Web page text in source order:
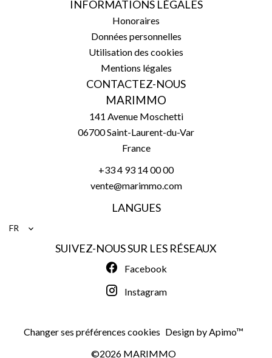
INFORMATIONS LÉGALES
Honoraires
Données personnelles
Utilisation des cookies
Mentions légales
CONTACTEZ-NOUS
MARIMMO
141 Avenue Moschetti
06700Saint-Laurent-du-Var
France
+33 4 93 14 00 00
vente@marimmo.com
LANGUES
FR
SUIVEZ-NOUS SUR LES RÉSEAUX
Facebook
Instagram
Changer ses préférences cookies Design byApimo™
©2026 MARIMMO